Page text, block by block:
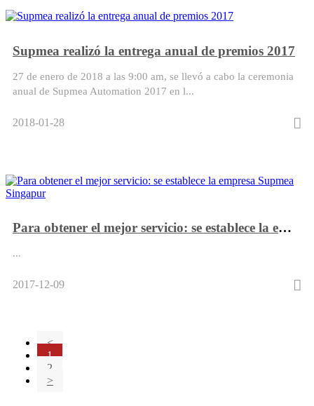
Supmea realizó la entrega anual de premios 2017
27 de enero de 2018 a las 9:00 am, se llevó a cabo la ceremonia
anual de Supmea Automation 2017 en l...
2018-01-28
Para obtener el mejor servicio: se establece la empresa Supmea Singapur
...
2017-12-09
<
1
2
>